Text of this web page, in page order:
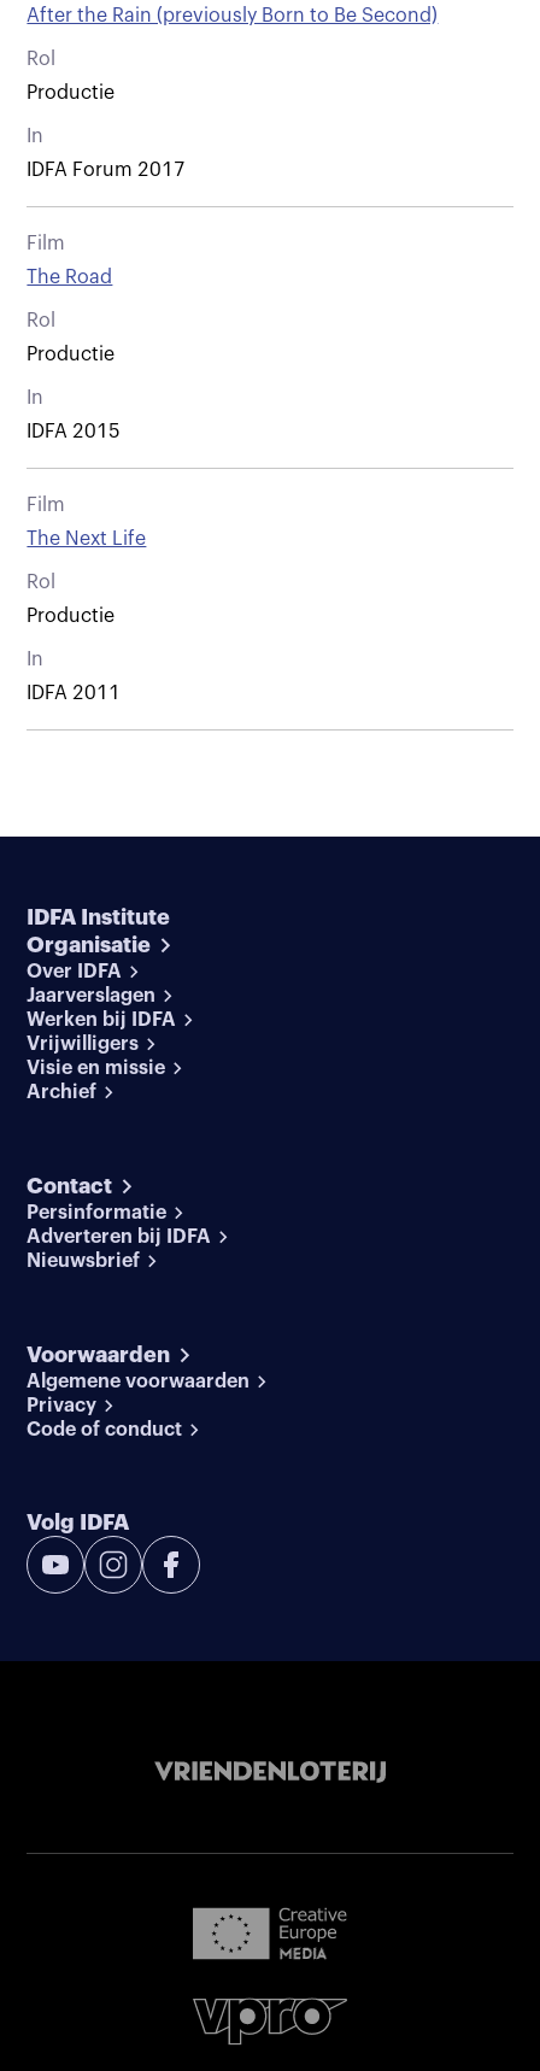
After the Rain (previously Born to Be Second)
Rol
Productie
In
IDFA Forum 2017
Film
The Road
Rol
Productie
In
IDFA 2015
Film
The Next Life
Rol
Productie
In
IDFA 2011
IDFA Institute
Organisatie
Over IDFA
Jaarverslagen
Werken bij IDFA
Vrijwilligers
Visie en missie
Archief
Contact
Persinformatie
Adverteren bij IDFA
Nieuwsbrief
Voorwaarden
Algemene voorwaarden
Privacy
Code of conduct
Volg IDFA